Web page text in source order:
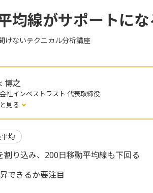
均線がサポートに
けないテクニカル分析講座
博之
社インベストラスト 代表取締役
見る
均
割り込み、200日移動平均線も下回る
できるか要注目